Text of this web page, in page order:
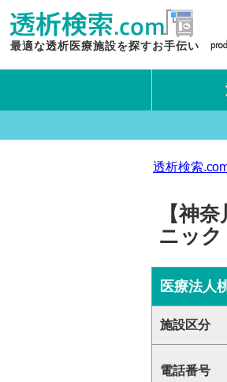
最適な透析医療施設を探すお手伝い
透析検索
【神
ニック
医療法人
施設区分
電話番号